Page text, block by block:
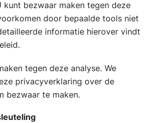
kunt bezwaar maken tegen deze
door bepaalde tools niet
informatie hierover vindt
tegen deze analyse. We
privacyverklaring over de
bezwaar te maken.